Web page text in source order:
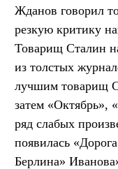
Жданов говорил
резкую критику
Товарищ Сталин
из толстых
лучшим товарищ
затем «Октябрь»,
ряд слабых
появилась
Берлина»